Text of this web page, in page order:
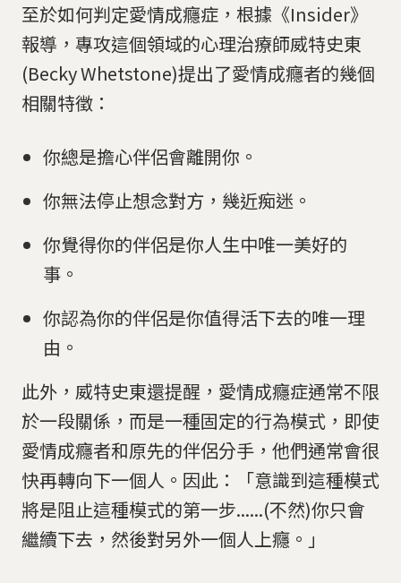
至於如何判定愛情成癮症，根據《Insider》
報導，專攻這個領域的心理治療師威特史東
(Becky Whetstone)提出了愛情成癮者的幾個
相關特徵：
你總是擔心伴侶會離開你。
你無法停止想念對方，幾近痴迷。
你覺得你的伴侶是你人生中唯一美好的
事。
你認為你的伴侶是你值得活下去的唯一理
由。
此外，威特史東還提醒，愛情成癮症通常不限
於一段關係，而是一種固定的行為模式，即使
愛情成癮者和原先的伴侶分手，他們通常會很
快再轉向下一個人。因此：「意識到這種模式
將是阻止這種模式的第一步......(不然)你只會
繼續下去，然後對另外一個人上癮。」